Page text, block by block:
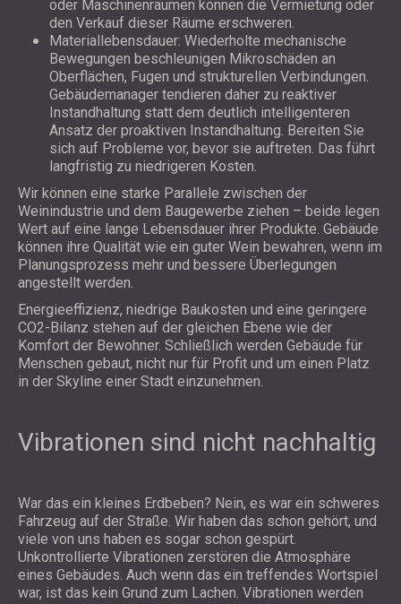
oder Maschinenräumen können die Vermietung oder
den Verkauf dieser Räume erschweren.
Materiallebensdauer: Wiederholte mechanische
Bewegungen beschleunigen Mikroschäden an
Oberflächen, Fugen und strukturellen Verbindungen.
Gebäudemanager tendieren daher zu reaktiver
Instandhaltung statt dem deutlich intelligenteren
Ansatz der proaktiven Instandhaltung. Bereiten Sie
sich auf Probleme vor, bevor sie auftreten. Das führt
langfristig zu niedrigeren Kosten.
Wir können eine starke Parallele zwischen der
Weinindustrie und dem Baugewerbe ziehen – beide legen
Wert auf eine lange Lebensdauer ihrer Produkte. Gebäude
können ihre Qualität wie ein guter Wein bewahren, wenn im
Planungsprozess mehr und bessere Überlegungen
angestellt werden.
Energieeffizienz, niedrige Baukosten und eine geringere
CO2-Bilanz stehen auf der gleichen Ebene wie der
Komfort der Bewohner. Schließlich werden Gebäude für
Menschen gebaut, nicht nur für Profit und um einen Platz
in der Skyline einer Stadt einzunehmen.
Vibrationen sind nicht nachhaltig
War das ein kleines Erdbeben? Nein, es war ein schweres
Fahrzeug auf der Straße. Wir haben das schon gehört, und
viele von uns haben es sogar schon gespürt.
Unkontrollierte Vibrationen zerstören die Atmosphäre
eines Gebäudes. Auch wenn das ein treffendes Wortspiel
war, ist das kein Grund zum Lachen. Vibrationen werden